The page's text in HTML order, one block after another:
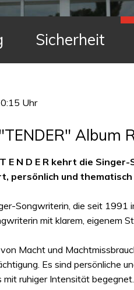
Sicherheit
Uhr
Album
E N D E R kehrt die
persönlich und
Songwriterin, die seit
mit klarem, eigenem
Macht und
Es sind persönliche
mit ruhiger Intensität begegnet.